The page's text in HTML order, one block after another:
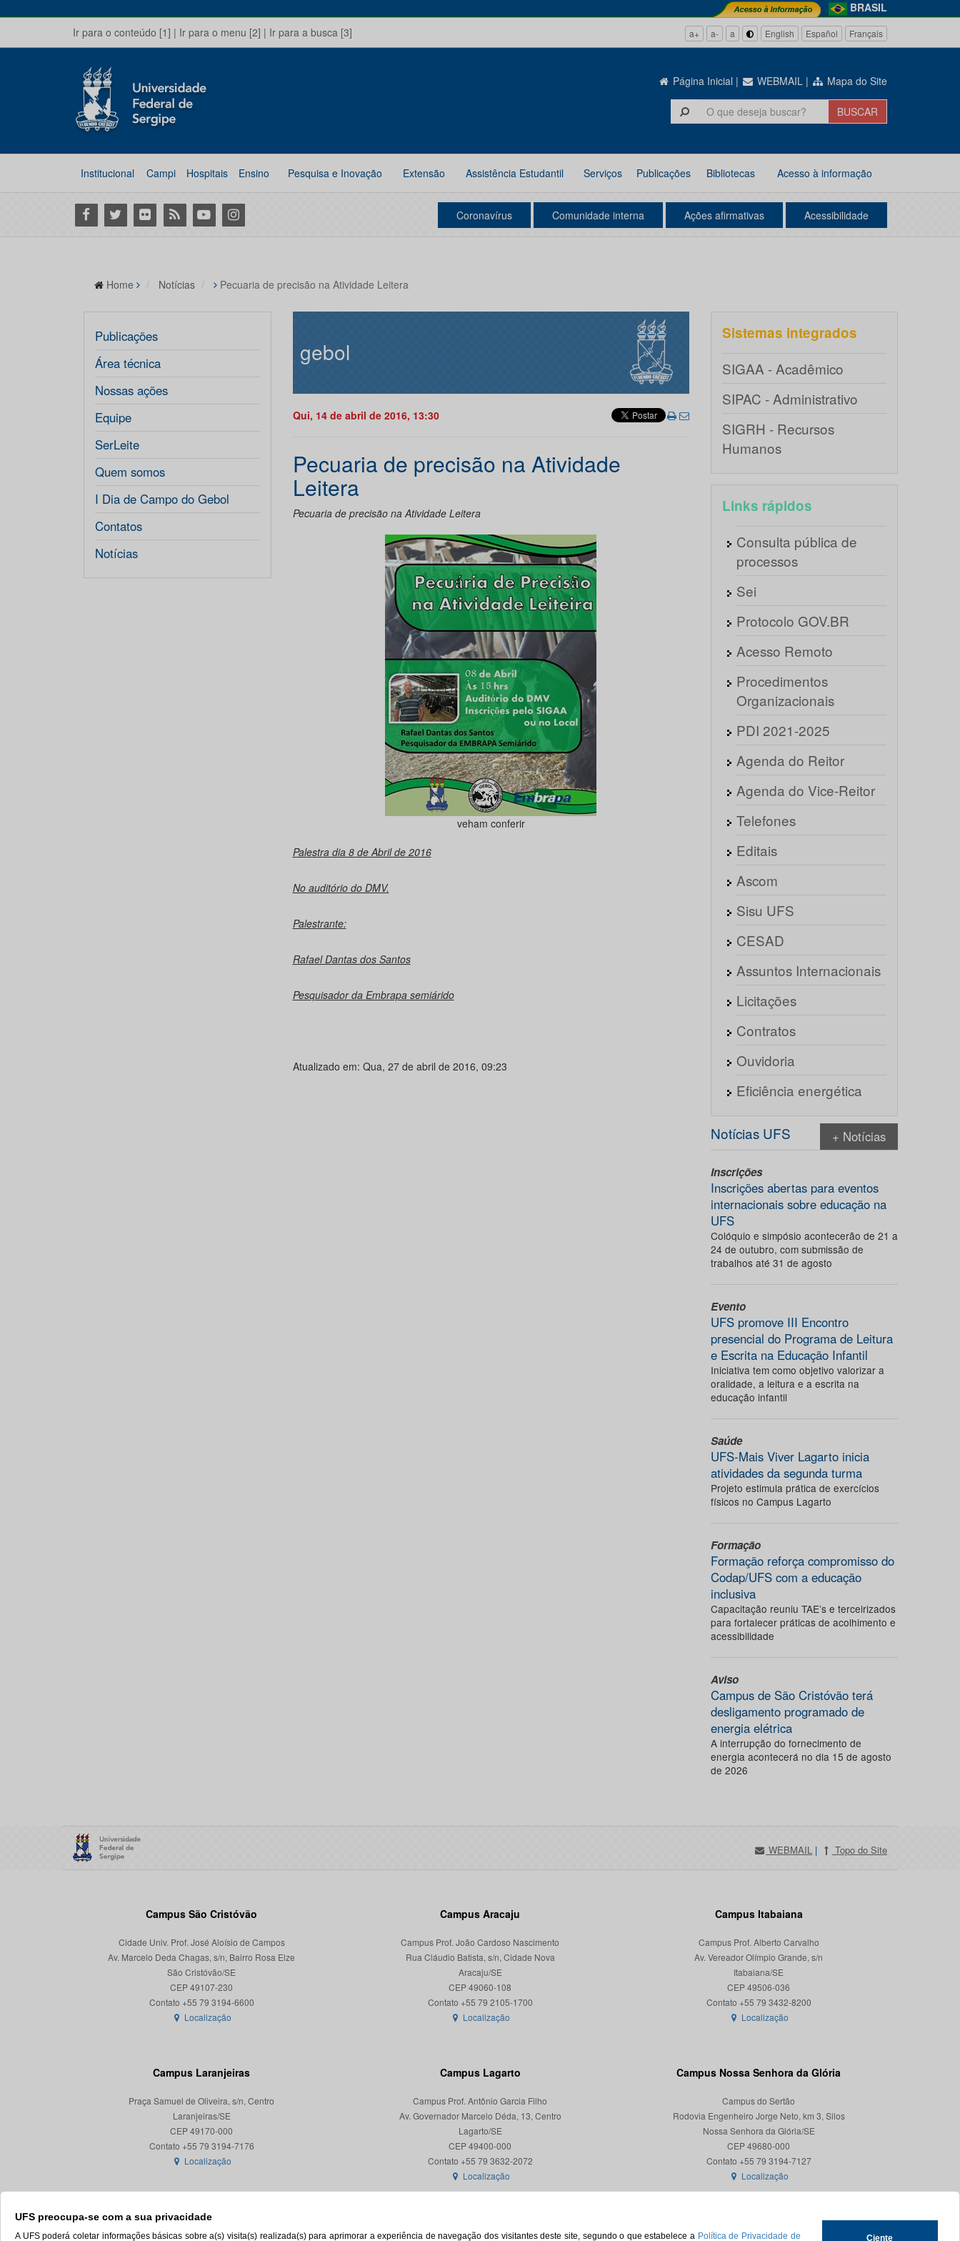
BRASIL
Ir para o conteúdo [1] | Ir para o menu [2] | Ir para a busca [3] a+ a- a English Español Français
Página Inicial | WEBMAIL | Mapa do Site
Institucional Campi Hospitais Ensino Pesquisa e Inovação Extensão Assistência Estudantil Serviços Publicações Bibliotecas Acesso à informação
Facebook
Twitter Flickr RSS YoutubeInstagram Coronavírus Comunidade interna Ações afirmativas Acessibilidade
UFS preocupa-se com a sua privacidade
A UFS poderá coletar informações básicas sobre a(s) visita(s) realizada(s) para aprimorar a experiência de navegação dos visitantes deste site, segundo o que estabelece a Política de Privacidade de Ciente
Home Notícias Pecuaria de precisão na Atividade Leitera
Publicações
Área técnica
Nossas ações
Equipe
SerLeite
Quem somos
I Dia de Campo do Gebol
Contatos
Notícias
gebol
Qui, 14 de abril de 2016, 13:30
Pecuaria de precisão na Atividade
Leitera
Pecuaria de precisão na Atividade Leitera
veham conferir
Palestra dia 8 de Abril de 2016
No auditório do DMV.
Palestrante:
Rafael Dantas dos Santos
Pesquisador da Embrapa semiárido
Atualizado em: Qua, 27 de abril de 2016, 09:23
Sistemas integrados
SIGAA - Acadêmico
SIPAC - Administrativo
SIGRH - Recursos
Humanos
Links rápidos
Consulta pública de
processos
Sei
Protocolo GOV.BR
Acesso Remoto
Procedimentos
Organizacionais
PDI 2021-2025
Agenda do Reitor
Agenda do Vice-Reitor
Telefones
Editais
Ascom
Sisu UFS
CESAD
Assuntos Internacionais
Licitações
Contratos
Ouvidoria
Eficiência energética
Notícias UFS + Notícias
Inscrições
Inscrições abertas para eventos
internacionais sobre educação na
UFS
Colóquio e simpósio acontecerão de 21 a
24 de outubro, com submissão de
trabalhos até 31 de agosto
Evento
UFS promove III Encontro
presencial do Programa de Leitura
e Escrita na Educação Infantil
Iniciativa tem como objetivo valorizar a
oralidade, a leitura e a escrita na
educação infantil
Saúde
UFS-Mais Viver Lagarto inicia
atividades da segunda turma
Projeto estimula prática de exercícios
físicos no Campus Lagarto
Formação
Formação reforça compromisso do
Codap/UFS com a educação
inclusiva
Capacitação reuniu TAE’s e terceirizados
para fortalecer práticas de acolhimento e
acessibilidade
Aviso
Campus de São Cristóvão terá
desligamento programado de
energia elétrica
A interrupção do fornecimento de
energia acontecerá no dia 15 de agosto
de 2026
WEBMAIL | Topo do Site
Campus São Cristóvão
Cidade Univ. Prof. José Aloísio de Campos
Av. Marcelo Deda Chagas, s/n, Bairro Rosa Elze
São Cristóvão/SE
CEP 49107-230
Localização
Campus Aracaju
Campus Prof. João Cardoso Nascimento
Rua Cláudio Batista, s/n, Cidade Nova
Aracaju/SE
CEP 49060-108
Localização
Campus Itabaiana
Campus Prof. Alberto Carvalho
Av. Vereador Olímpio Grande, s/n
Itabaiana/SE
CEP 49506-036
Localização
Campus Laranjeiras
Praça Samuel de Oliveira, s/n, Centro
Laranjeiras/SE
CEP 49170-000
Localização
Campus Lagarto
Campus Prof. Antônio Garcia Filho
Av. Governador Marcelo Déda, 13, Centro
Lagarto/SE
CEP 49400-000
Localização
Campus Nossa Senhora da Glória
Campus do Sertão
Rodovia Engenheiro Jorge Neto, km 3, Silos
Nossa Senhora da Glória/SE
CEP 49680-000
Contato +55 79 3194-7127
Localização